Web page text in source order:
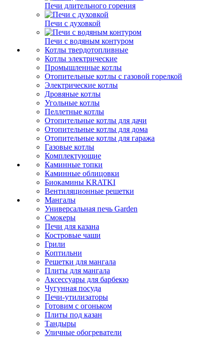
Печи длительного горения
Печи с духовкой
Печи с водяным контуром
Котлы твердотопливные
Котлы электрические
Промышленные котлы
Отопительные котлы с газовой горелкой
Электрические котлы
Дровяные котлы
Угольные котлы
Пеллетные котлы
Отопительные котлы для дачи
Отопительные котлы для дома
Отопительные котлы для гаража
Газовые котлы
Комплектующие
Каминные топки
Каминные облицовки
Биокамины KRATKI
Вентиляционные решетки
Мангалы
Универсальная печь Garden
Смокеры
Печи для казана
Костровые чаши
Грили
Коптильни
Решетки для мангала
Плиты для мангала
Аксессуары для барбекю
Чугунная посуда
Печи-утилизаторы
Готовим с огоньком
Плиты под казан
Тандыры
Уличные обогреватели